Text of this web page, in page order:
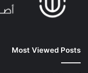
Most Viewed Posts